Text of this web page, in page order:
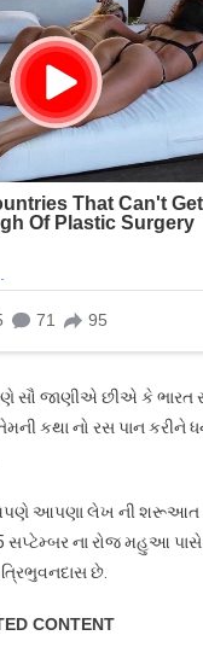
સૌ જાણીએ છીએ કે ભારત
કથા નો રસ પાન
આપણા લેખ ની શરૂઆત
સપ્ટેમ્બર ના રોજ મહુઆ
ત્રિભુવનદાસ છે.